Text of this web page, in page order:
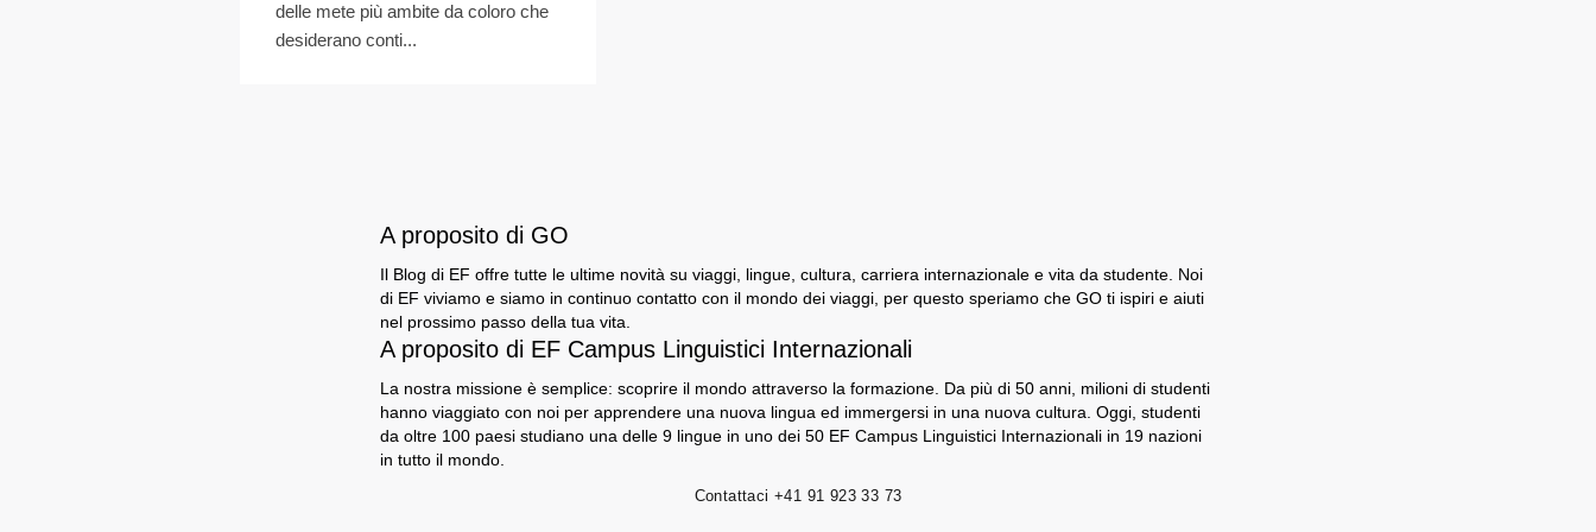
delle mete più ambite da coloro che
desiderano conti...
A proposito di GO
Il Blog di EF offre tutte le ultime novità su viaggi, lingue, cultura, carriera internazionale e vita da studente. Noi
di EF viviamo e siamo in continuo contatto con il mondo dei viaggi, per questo speriamo che GO ti ispiri e aiuti
nel prossimo passo della tua vita.
A proposito di EF Campus Linguistici Internazionali
La nostra missione è semplice: scoprire il mondo attraverso la formazione. Da più di 50 anni, milioni di studenti
hanno viaggiato con noi per apprendere una nuova lingua ed immergersi in una nuova cultura. Oggi, studenti
da oltre 100 paesi studiano una delle 9 lingue in uno dei 50 EF Campus Linguistici Internazionali in 19 nazioni
in tutto il mondo.
Contattaci +41 91 923 33 73